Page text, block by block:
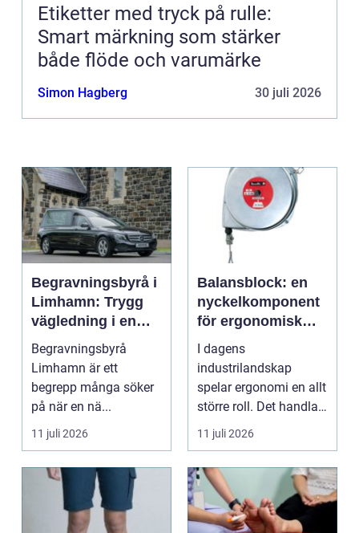
Etiketter med tryck på rulle:
Smart märkning som stärker
både flöde och varumärke
Simon Hagberg 30 juli 2026
Begravningsbyrå i
Limhamn: Trygg
vägledning i en
svår tid
Begravningsbyrå
Limhamn är ett
begrepp många söker
på när en nä...
11 juli 2026
Balansblock: en
nyckelkomponent
för ergonomisk
effektivitet
I dagens
industrilandskap
spelar ergonomi en allt
större roll. Det handlar
inte bara om att skapa
en...
11 juli 2026